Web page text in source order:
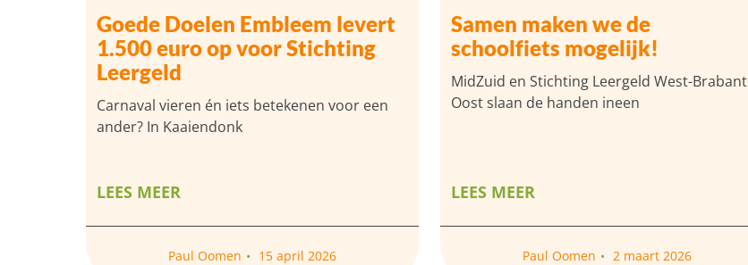
Goede Doelen Embleem levert
1.500 euro op voor Stichting
Leergeld
Carnaval vieren én iets betekenen voor een
ander? In Kaaiendonk
LEES MEER
Paul Oomen 15 april 2026
Samen maken we de
schoolfiets mogelijk!
MidZuid en Stichting Leergeld West-Brabant
Oost slaan de handen ineen
LEES MEER
Paul Oomen 2 maart 2026